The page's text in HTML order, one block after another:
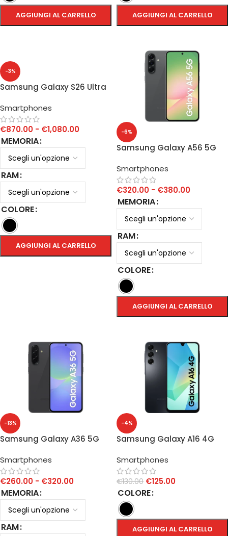
AGGIUNGI AL CARRELLO AGGIUNGI AL CARRELLO
-3%
Samsung Galaxy S26 Ultra
Smartphones
€870.00 - €1,080.00
MEMORIA
RAM
COLORE
AGGIUNGI AL CARRELLO
-6%
Samsung Galaxy A56 5G
Smartphones
€320.00 - €380.00
MEMORIA
RAM
COLORE
AGGIUNGI AL CARRELLO
-13%
Samsung Galaxy A36 5G
Smartphones
€260.00 - €320.00
MEMORIA
RAM
-4%
Samsung Galaxy A16 4G
Smartphones
€130.00 €125.00
COLORE
AGGIUNGI AL CARRELLO